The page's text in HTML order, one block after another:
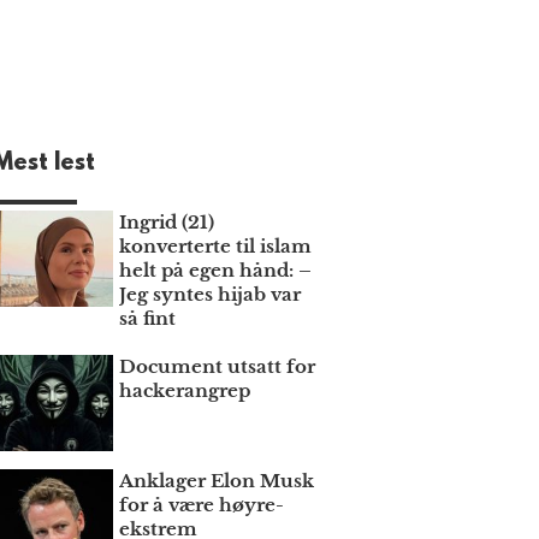
lest
Ingrid (21)
konverterte til islam
helt på egen hånd: –
Jeg syntes hijab var
så fint
Document utsatt for
hackerangrep
Anklager Elon Musk
for å være høyre­
ekstrem